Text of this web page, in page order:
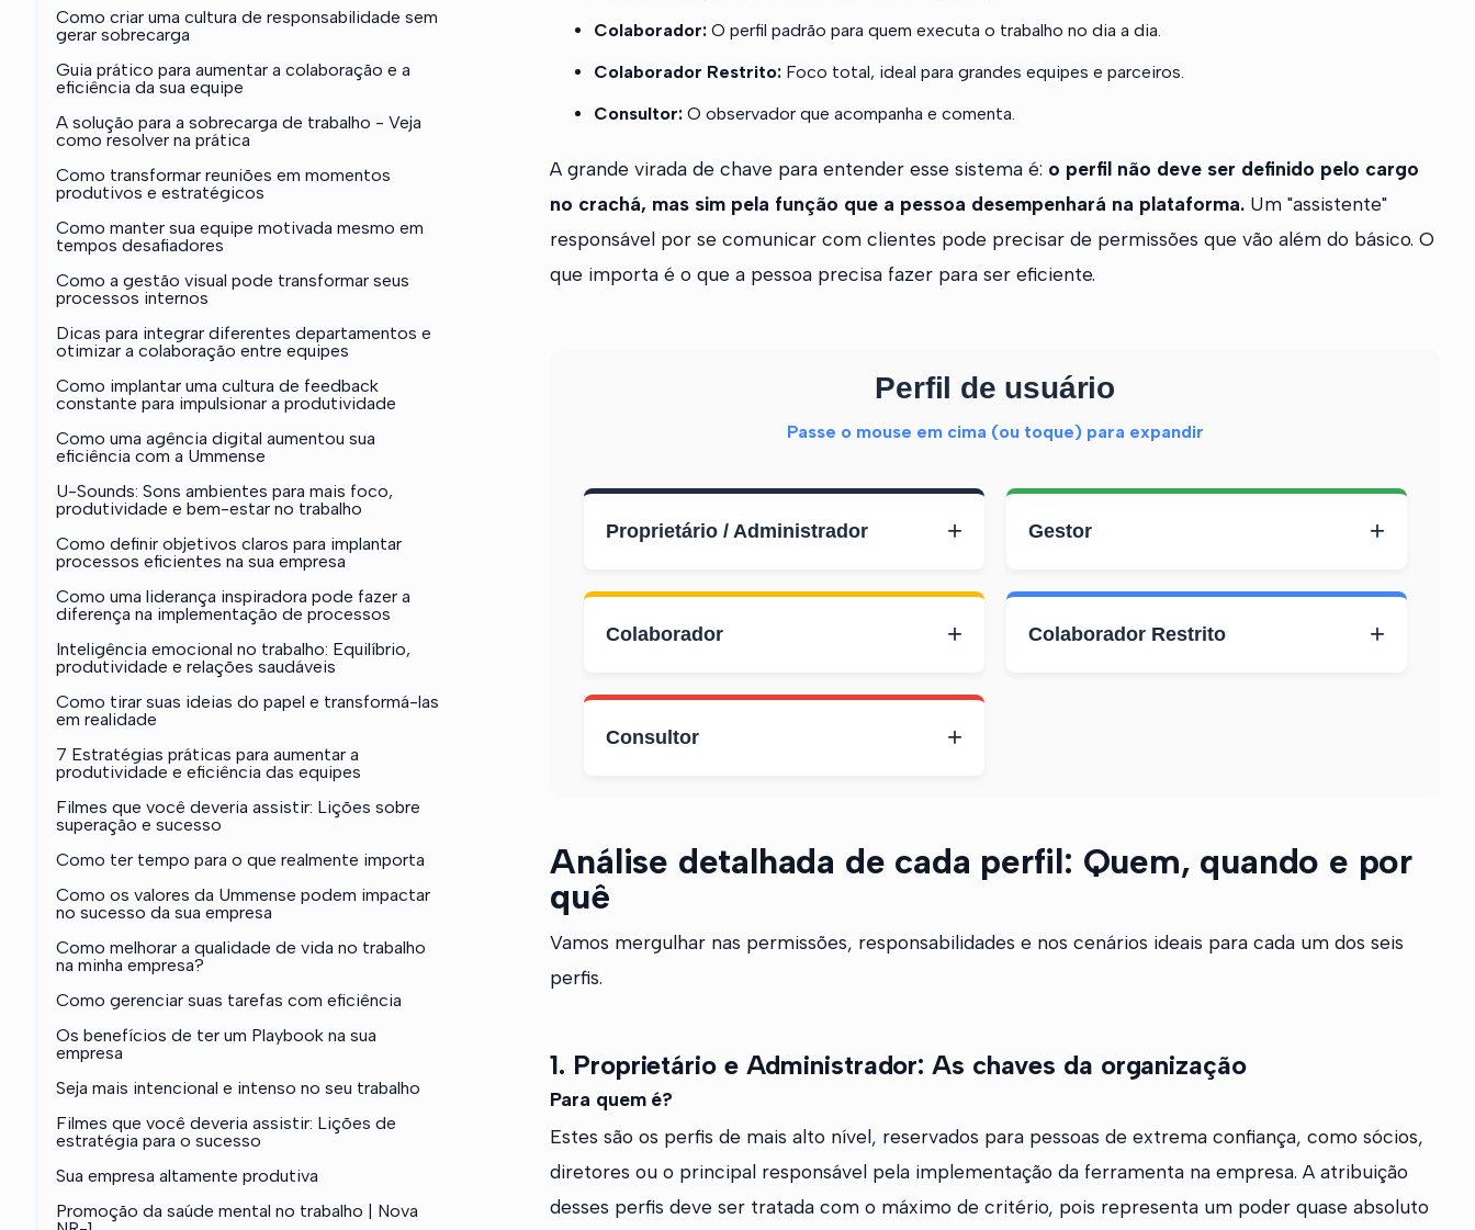
Como criar uma cultura de responsabilidade sem
gerar sobrecarga
Guia prático para aumentar a colaboração e a
eficiência da sua equipe
A solução para a sobrecarga de trabalho - Veja
como resolver na prática
Como transformar reuniões em momentos
produtivos e estratégicos
Como manter sua equipe motivada mesmo em
tempos desafiadores
Como a gestão visual pode transformar seus
processos internos
Dicas para integrar diferentes departamentos e
otimizar a colaboração entre equipes
Como implantar uma cultura de feedback
constante para impulsionar a produtividade
Como uma agência digital aumentou sua
eficiência com a Ummense
U-Sounds: Sons ambientes para mais foco,
produtividade e bem-estar no trabalho
Como definir objetivos claros para implantar
processos eficientes na sua empresa
Como uma liderança inspiradora pode fazer a
diferença na implementação de processos
Inteligência emocional no trabalho: Equilíbrio,
produtividade e relações saudáveis
Como tirar suas ideias do papel e transformá-las
em realidade
7 Estratégias práticas para aumentar a
produtividade e eficiência das equipes
Filmes que você deveria assistir: Lições sobre
superação e sucesso
Como ter tempo para o que realmente importa
Como os valores da Ummense podem impactar
no sucesso da sua empresa
Como melhorar a qualidade de vida no trabalho
na minha empresa?
Como gerenciar suas tarefas com eficiência
Os benefícios de ter um Playbook na sua
empresa
Seja mais intencional e intenso no seu trabalho
Filmes que você deveria assistir: Lições de
estratégia para o sucesso
Sua empresa altamente produtiva
Promoção da saúde mental no trabalho | Nova
Colaborador: O perfil padrão para quem executa o trabalho no dia a dia.
Colaborador Restrito: Foco total, ideal para grandes equipes e parceiros.
Consultor: O observador que acompanha e comenta.
A grande virada de chave para entender esse sistema é: o perfil não deve ser definido pelo cargo
no crachá, mas sim pela função que a pessoa desempenhará na plataforma. Um "assistente"
responsável por se comunicar com clientes pode precisar de permissões que vão além do básico. O
que importa é o que a pessoa precisa fazer para ser eficiente.
Perfil de usuário
Passe o mouse em cima (ou toque) para expandir
Proprietário / Administrador + Gestor +
Colaborador + Colaborador Restrito +
Consultor +
Análise detalhada de cada perfil: Quem, quando e por
quê
Vamos mergulhar nas permissões, responsabilidades e nos cenários ideais para cada um dos seis
perfis.
1. Proprietário e Administrador: As chaves da organização
Para quem é?
Estes são os perfis de mais alto nível, reservados para pessoas de extrema confiança, como sócios,
diretores ou o principal responsável pela implementação da ferramenta na empresa. A atribuição
desses perfis deve ser tratada com o máximo de critério, pois representa um poder quase absoluto